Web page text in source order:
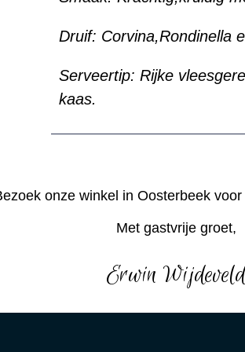
Druif: Corvina,Rondinella
Serveertip: Rijke
kaas.
onze winkel in Oosterbeek
Met gastvrije groet,
Erwin Wijdeveld